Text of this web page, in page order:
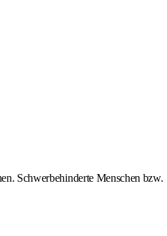
Schwerbehinderte Menschen bzw.